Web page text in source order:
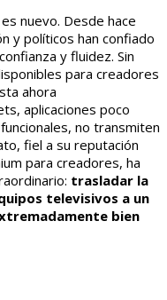
nuevo. Desde hace
y políticos han confiado
y fluidez. Sin
para creadores
ahora
aplicaciones poco
no transmiten
fiel a su reputación
para creadores, ha
trasladar la
televisivos a un
bien